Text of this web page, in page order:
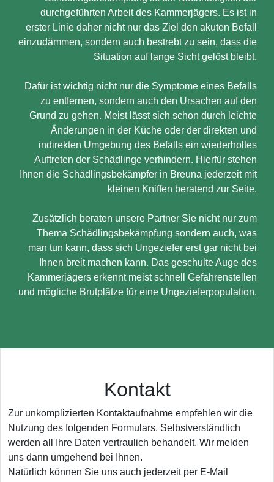
durchgeführten Arbeit des Kammerjägers. Es ist in
erster Linie daher nicht nur das Ziel den akuten Befall
einzudämmen, sondern auch bestrebt zu sein, dass die
Situation auf lange Sicht gelöst bleibt.
Dafür ist wichtig nicht nur die Symptome eines Befalls
zu entfernen, sondern auch den Ursachen auf den
Grund zu gehen. Meist lässt sich schon durch leichte
Änderungen in der Küche oder der direkten und
indirekten Umgebung des Befalls ein wiederholtes
Auftreten der Schädlinge verhindern. Hierfür stehen
Ihnen die Schädlingsbekämpfer in Breuna jederzeit mit
kleinen Kniffen beratend zur Seite.
Zusätzlich beraten unsere Partner Sie nicht nur zum
Thema Schädlingsbekämpfung sondern auch, was
man tun kann, dass sich Ungeziefer erst gar nicht bei
Ihnen breit machen kann. Das geschulte Auge des
Kammerjägers erkennt meist schnell Gefahrenstellen
und mögliche Brutplätze für eine Ungezieferpopulation.
Kontakt
Zur unkomplizierten Kontaktaufnahme empfehlen wir die
Nutzung des folgenden Formulars. Selbstverständlich
werden all Ihre Daten vertraulich behandelt. Wir melden
uns dann umgehend bei Ihnen.
Natürlich können Sie uns auch jederzeit per E-Mail